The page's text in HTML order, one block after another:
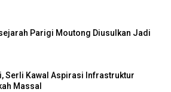
Parigi Moutong Diusulkan Jadi
Serli Kawal Aspirasi Infrastruktur
Massal